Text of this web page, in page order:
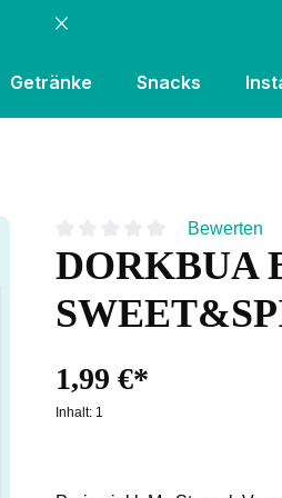
Getränke Snacks
Durchschnittliche Bewertung
Bewerten
DORKBUA
1,99 €*
Inhalt: 1